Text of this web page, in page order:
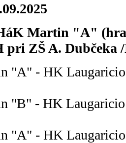
Martin "A"
pri ZŠ A. Dubčeka
"A" - HK
"B" - HK
"A" - HK